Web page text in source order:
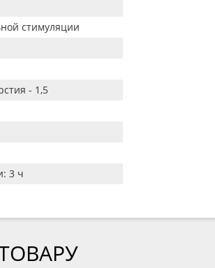
стимуляции
- 1,5
3 ч